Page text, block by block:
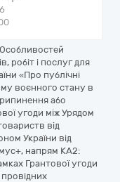
робіт і послуг для
«Про публічні
воєнного стану в
або
угоди між Урядом
від
України від
напрям КА2:
Грантової угоди